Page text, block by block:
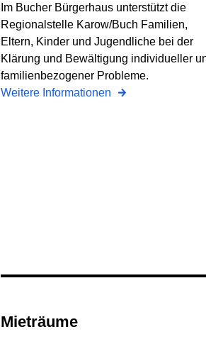
Im Bucher Bürgerhaus unterstützt die
Regionalstelle Karow/Buch Familien,
Eltern, Kinder und Jugendliche bei der
Klärung und Bewältigung individueller
familienbezogener Probleme.
Weitere Informationen
Mieträume